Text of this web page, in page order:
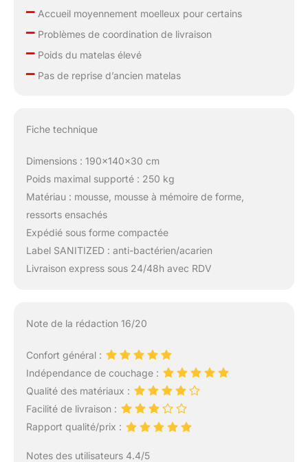
–Accueil moyennement moelleux pour certains
–Problèmes de coordination de livraison
–Poids du matelas élevé
–Pas de reprise d’ancien matelas
Fiche technique
Dimensions : 190x140x30 cm
Poids maximal supporté : 250 kg
Matériau : mousse, mousse à mémoire de forme,
ressorts ensachés
Expédié sous forme compactée
Label SANITIZED : anti-bactérien/acarien
Livraison express sous 24/48h avec RDV
Note de la rédaction 16/20
Confort général :
Indépendance de couchage :
Qualité des matériaux :
Facilité de livraison :
Rapport qualité/prix :
Notes des utilisateurs 4.4/5